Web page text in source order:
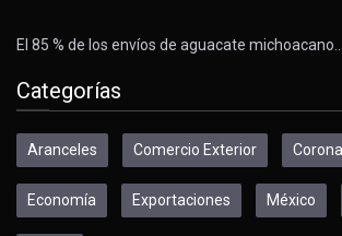
El 85 % de los envíos de aguacate michoacano…
Categorías
Aranceles Comercio Exterior
Economía Exportaciones México